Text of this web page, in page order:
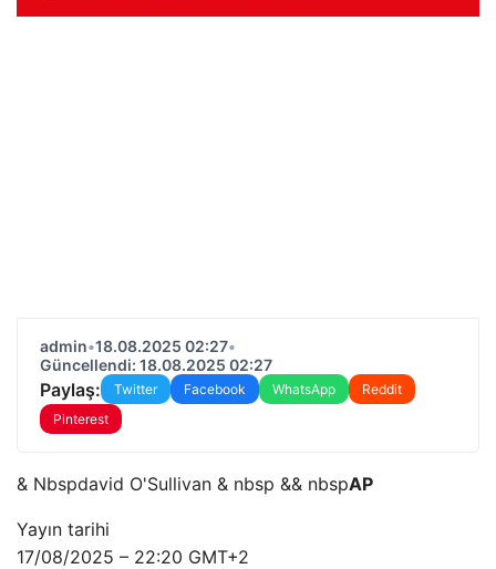
admin•18.08.2025 02:27•
Güncellendi: 18.08.2025 02:27
Paylaş: Twitter Facebook WhatsApp
Reddit
Pinterest
& Nbspdavid O'Sullivan & nbsp && nbspAP
Yayın tarihi
17/08/2025 – 22:20 GMT+2